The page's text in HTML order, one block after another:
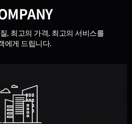
, 최고의 가격, 최고의 서비스를
에게 드립니다.